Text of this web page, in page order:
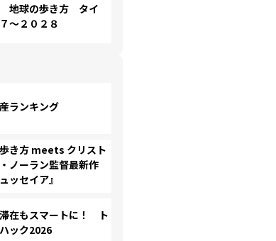
地球の歩き方 タイ
～２０２８
ランキング
き方 meets クリスト
ノーラン監督最新作
ッセイア』
在もスマートに！ ト
ック2026